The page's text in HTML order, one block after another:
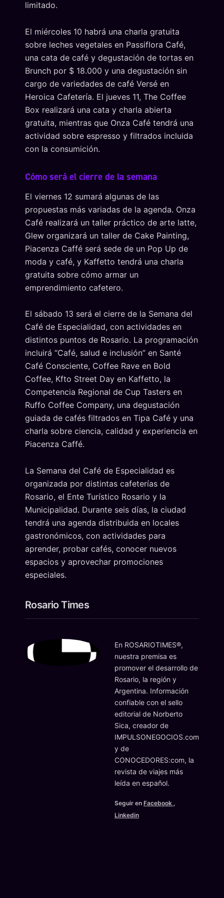
limitado.
El miércoles 10 habrá una charla gratuita
sobre leches vegetales en Passiflora Café,
una cata de café y degustación de tortas en
Brunch por $ 18.000 y una degustación sin
cargo de variedades de café Versé en
Heroica Cafetería. El jueves 11, The Coffee
Box realizará una cata y charla abierta
gratuita, mientras que Onza Café tendrá una
actividad sobre espresso y filtrados incluida
con la consumición.
Cómo será el cierre de la semana
El viernes 12 sumará algunas de las
propuestas más variadas de la agenda. Onza
Café realizará un taller práctico de arte latte,
Glew organizará un taller de Cake Painting,
Piacenza Caffé será sede de un Pop Up de
moda y café, y Kaffetto tendrá una charla
gratuita sobre cómo armar un
emprendimiento cafetero.
El sábado 13 será el cierre de la Semana del
Café de Especialidad, con actividades en
distintos puntos de Rosario. La programación
incluirá “Café, salud e inclusión” en Santé
Café Consciente, Coffee Rave en Bold
Coffee, Kfto Street Day en Kaffetto, la
Competencia Regional de Cup Tasters en
Ruffo Coffee Company, una degustación
guiada de cafés filtrados en Tipa Café y una
charla sobre ciencia, calidad y experiencia en
Piacenza Caffé.
La Semana del Café de Especialidad es
organizada por distintas cafeterías de
Rosario, el Ente Turístico Rosario y la
Municipalidad. Durante seis días, la ciudad
tendrá una agenda distribuida en locales
gastronómicos, con actividades para
aprender, probar cafés, conocer nuevos
espacios y aprovechar promociones
especiales.
Rosario Times
En ROSARIOTIMES®,
nuestra premisa es
promover el desarrollo de
Rosario, la región y
Argentina. Información
confiable con el sello
editorial de Norberto
Sica, creador de
IMPULSONEGOCIOS.com
y de
CONOCEDORES:com, la
revista de viajes más
leída en español.
Seguir en Facebook ,
Linkedin